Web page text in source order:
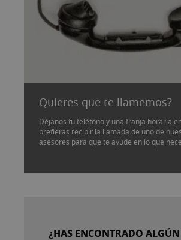
Quieres que te llamemos?
Déjanos tu teléfono y una franja horaria
prefieras recibir la llamada de uno de
asesores para que te ayude en lo que
¿HAS ENCONTRADO